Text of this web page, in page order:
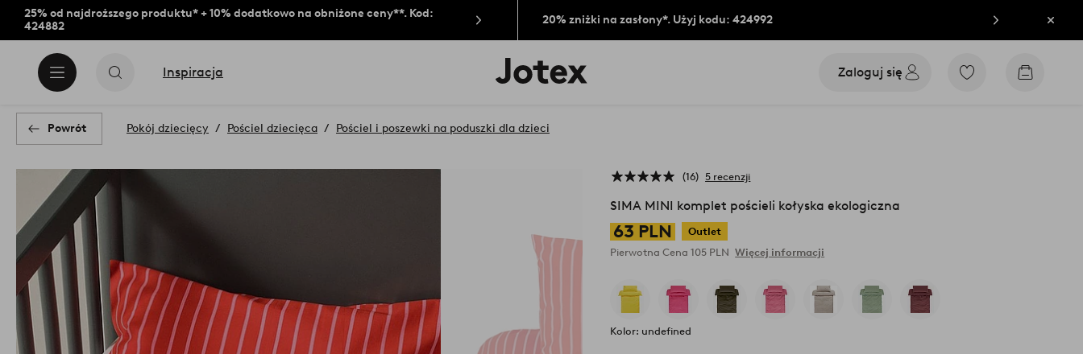
25% od najdroższego produktu* + 10% dodatkowo na obniżone ceny**. Kod:
424882
20% zniżki na zasłony*. Użyj kodu: 424992
Inspiracja
Logo
Jotex
na
pierwszą
Zaloguj się
Przejdź
Przejdź
Powrót Pokój dziecięcy Pościel dziecięca Pościel i poszewki na poduszki dla dzieci
16 5 recenzji
SIMA MINI komplet pościeli kołyska ekologiczna
63 PLN
Outlet
Pierwotna Cena105 PLN Więcej informacji
Kolor: undefined